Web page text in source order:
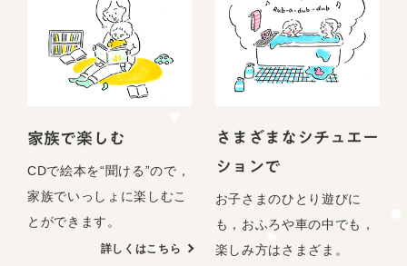
家族で楽しむ
CDで絵本を“聞ける”ので，
家族でいっしょに楽しむこ
とができます。
詳しくはこちら
さまざまなシチュエー
ションで
お子さまのひとり遊びに
も，おふろや車の中でも，
楽しみ方はさまざま。